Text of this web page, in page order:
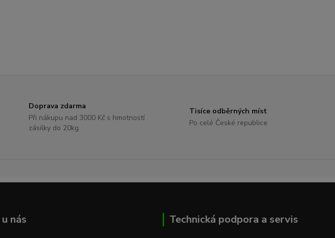
Doprava zdarma
Při nákupu nad 3000 Kč s hmotností
zásilky do 20kg
Tisíce odběrných míst
Po celé České republice
nás Technická podpora a servis